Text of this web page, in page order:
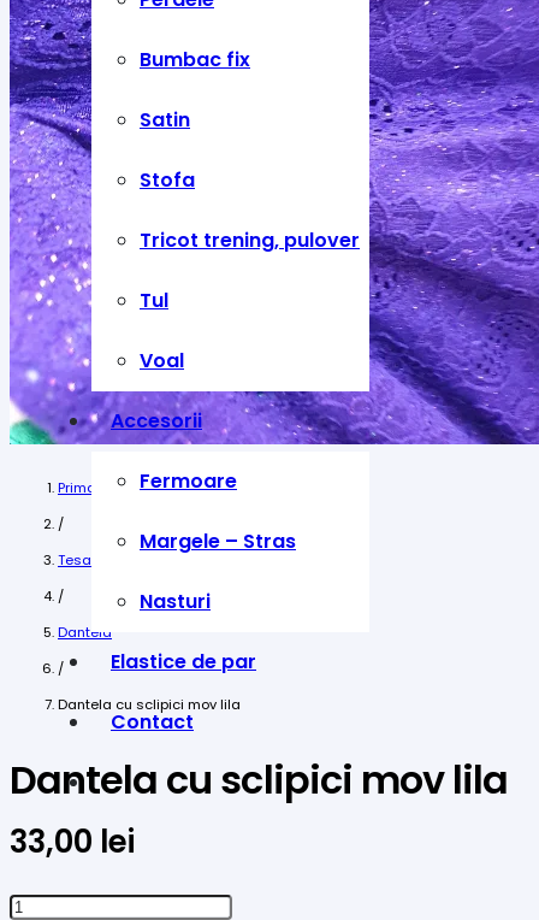
Bumbac fix
Satin
Stofa
Tricot trening, pulover
Tul
Voal
Accesorii
Fermoare
Margele – Stras
Nasturi
Elastice de par
Contact
Prima pagină
/
Tesaturi
/
Dantela
/
Dantela cu sclipici mov lila
Dantela cu sclipici mov lila
33,00 lei
Cantitate